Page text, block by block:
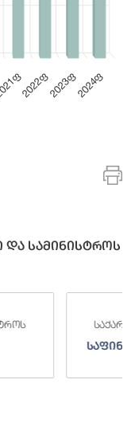
2022ფ2023ფ2024ფ
და სამინისტროს